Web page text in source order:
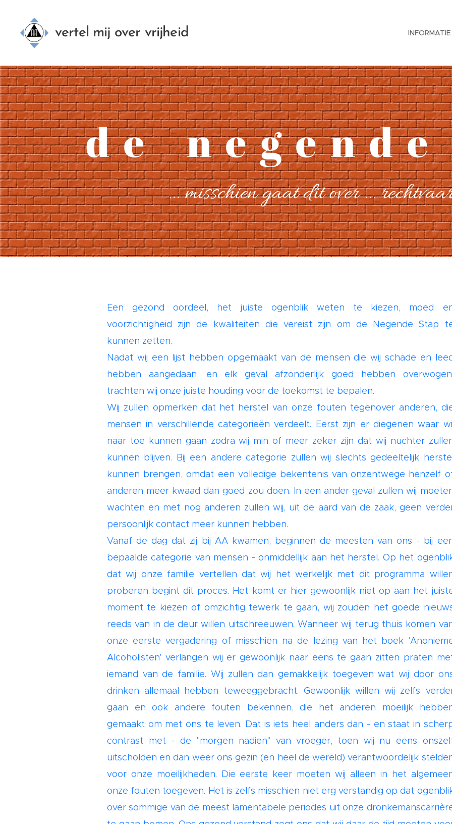
vertel mij over vrijheid INFORMATIE
d e n e g e n d
... misschien gaat dit over ...
Een gezond oordeel, het juiste ogenblik weten te kiezen, moed
voorzichtigheid zijn de kwaliteiten die vereist zijn om de Negende Stap
kunnen zetten.
Nadat wij een lijst hebben opgemaakt van de mensen die wij schade en
hebben aangedaan, en elk geval afzonderlijk goed hebben
trachten wij onze juiste houding voor de toekomst te bepalen.
Wij zullen opmerken dat het herstel van onze fouten tegenover anderen,
mensen in verschillende categorieën verdeelt. Eerst zijn er diegenen waar
naar toe kunnen gaan zodra wij min of meer zeker zijn dat wij nuchter
kunnen blijven. Bij een andere categorie zullen wij slechts gedeeltelijk
kunnen brengen, omdat een volledige bekentenis van onzentwege henzelf
anderen meer kwaad dan goed zou doen. In een ander geval zullen wij
wachten en met nog anderen zullen wij, uit de aard van de zaak, geen
persoonlijk contact meer kunnen hebben.
Vanaf de dag dat zij bij AA kwamen, beginnen de meesten van ons - bij
bepaalde categorie van mensen - onmiddellijk aan het herstel. Op het
dat wij onze familie vertellen dat wij het werkelijk met dit programma
proberen begint dit proces. Het komt er hier gewoonlijk niet op aan het
moment te kiezen of omzichtig tewerk te gaan, wij zouden het goede
reeds van in de deur willen uitschreeuwen. Wanneer wij terug thuis komen
onze eerste vergadering of misschien na de lezing van het boek
Alcoholisten' verlangen wij er gewoonlijk naar eens te gaan zitten praten
iemand van de familie. Wij zullen dan gemakkelijk toegeven wat wij door
drinken allemaal hebben teweeggebracht. Gewoonlijk willen wij zelfs
gaan en ook andere fouten bekennen, die het anderen moeilijk
gemaakt om met ons te leven. Dat is iets heel anders dan - en staat in
contrast met - de "morgen nadien" van vroeger, toen wij nu eens
uitscholden en dan weer ons gezin (en heel de wereld) verantwoordelijk
voor onze moeilijkheden. Die eerste keer moeten wij alleen in het
onze fouten toegeven. Het is zelfs misschien niet erg verstandig op dat
over sommige van de meest lamentabele periodes uit onze